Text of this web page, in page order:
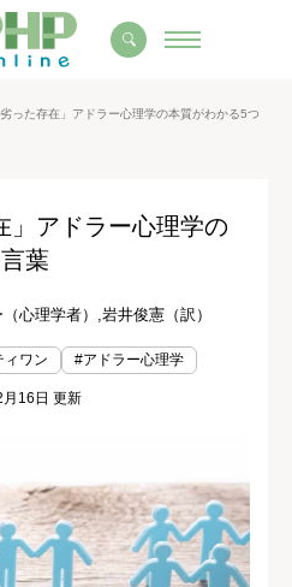
劣った存在」アドラー心理学の本質がわかる5つ
」アドラー心理学の
葉
心理学者）,岩井俊憲（訳）
ィワン #アドラー心理学
16日 更新